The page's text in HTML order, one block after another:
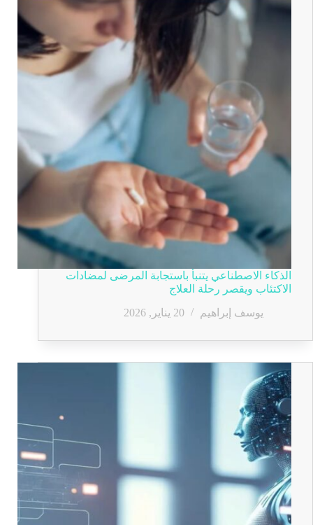
الذكاء الاصطناعي يتنبأ باستجابة المرضى لمضادات
الاكتئاب ويقصر رحلة العلاج
يوسف إبراهيم
20 يناير, 2026